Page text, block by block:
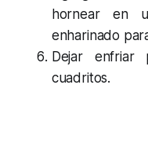
hornear en
enharinado
Dejar
cuadritos.